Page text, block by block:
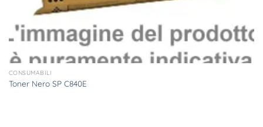
CONSUMABILI
Toner Nero SP C840E